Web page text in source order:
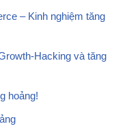
– Kinh nghiệm tăng
Hacking và tăng
hoảng!